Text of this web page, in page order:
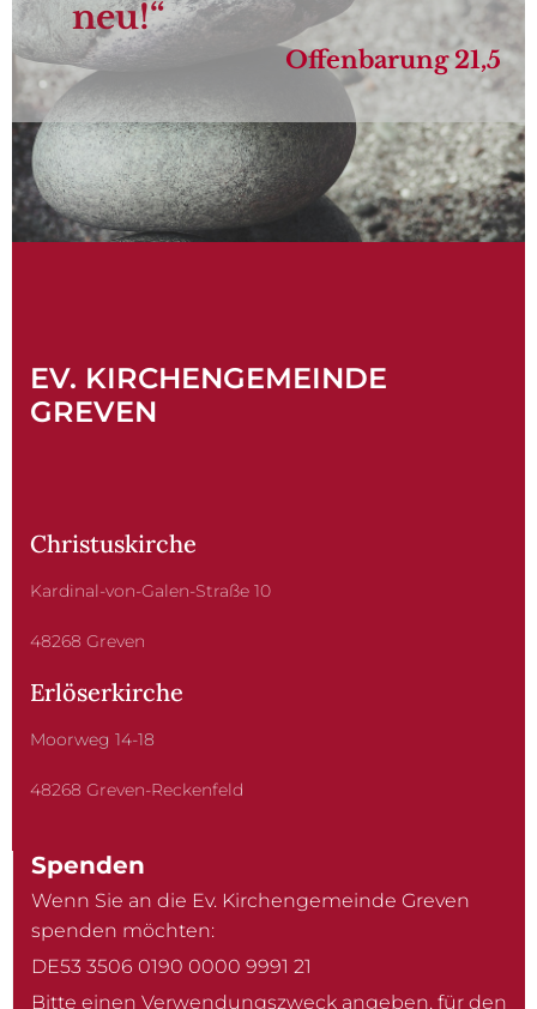
neu!“
Offenbarung 21,5
EV. KIRCHENGEMEINDE
GREVEN
Christuskirche
Kardinal-von-Galen-Straße 10
48268 Greven
Erlöserkirche
Moorweg 14-18
48268 Greven-Reckenfeld
Spenden
Wenn Sie an die Ev. Kirchengemeinde Greven
spenden möchten:
DE53 3506 0190 0000 9991 21
Bitte einen Verwendungszweck angeben, für den